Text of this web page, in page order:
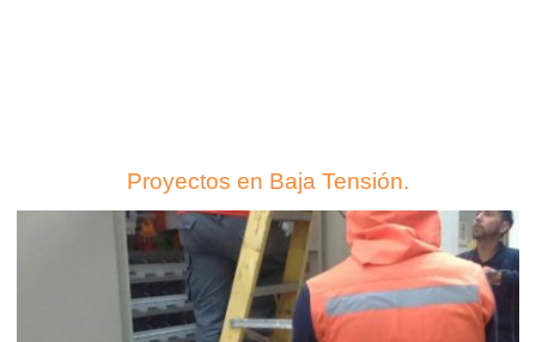
Proyectos en Baja Tensión.